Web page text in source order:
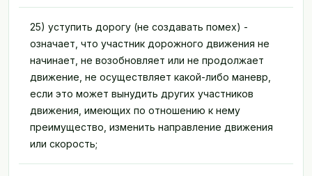
25) уступить дорогу (не создавать помех) -
означает, что участник дорожного движения не
начинает, не возобновляет или не продолжает
движение, не осуществляет какой-либо маневр,
если это может вынудить других участников
движения, имеющих по отношению к нему
преимущество, изменить направление движения
или скорость;